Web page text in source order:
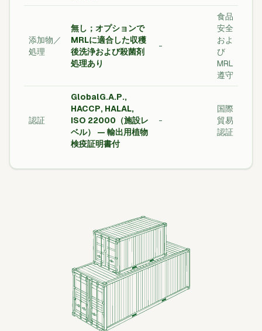
添加物／
処理
無し；オプションで
MRLに適合した収穫
後洗浄および殺菌剤
処理あり
-
食品
安全
およ
び
MRL
遵守
認証
GlobalG.A.P.,
HACCP, HALAL,
ISO 22000（施設レ
ベル） — 輸出用植物
検疫証明書付
-
国際
貿易
認証